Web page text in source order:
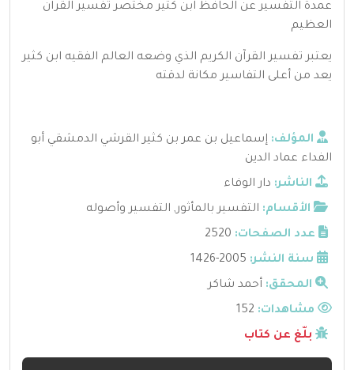
عمدة التفسير عن الحافظ ابن كثير مختصر تفسير القرآن
العظيم
يعتبر تفسير القرآن الكريم الذي وضعه العالم الفقيه ابن كثير
يعد من أعلى التفاسير مكانة لدقته
المؤلف: إسماعيل بن عمر بن كثير القرشي الدمشقي أبو
الفداء عماد الدين
الناشر: دار الوفاء
الأقسام: التفسير بالمأثور, التفسير وأصوله
عدد الصفحات: 2520
سنة النشر: 2005-1426
المحقق: أحمد شاكر
مشاهدات:
بلّغ عن كتاب